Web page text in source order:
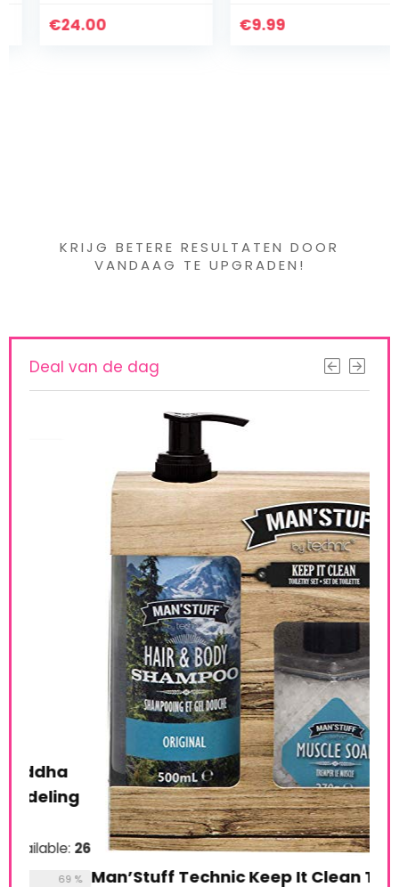
24.00 9.99
KRIJG BETERE RESULTATEN DOOR
VANDAAG TE UPGRADEN!
Deal van de dag
Man’Stuff Technic Keep It Clean Toiletry